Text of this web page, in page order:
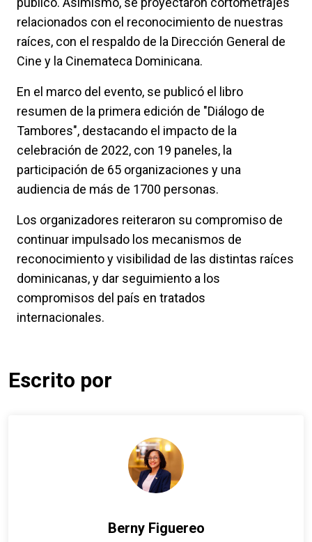
relacionados con el reconocimiento de nuestras
raíces, con el respaldo de la Dirección General de
Cine y la Cinemateca Dominicana.
En el marco del evento, se publicó el libro
resumen de la primera edición de "Diálogo de
Tambores", destacando el impacto de la
celebración de 2022, con 19 paneles, la
participación de 65 organizaciones y una
audiencia de más de 1700 personas.
Los organizadores reiteraron su compromiso de
continuar impulsado los mecanismos de
reconocimiento y visibilidad de las distintas raíces
dominicanas, y dar seguimiento a los
compromisos del país en tratados
internacionales.
Escrito por
Berny Figuereo